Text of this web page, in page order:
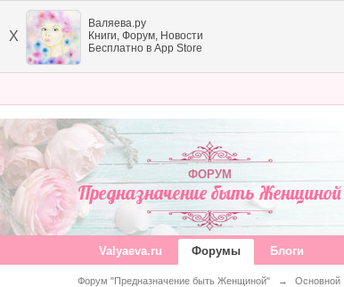
X
Валяева.ру
Книги, Форум, Новости
Бесплатно в App Store
ФОРУМ
Предназначение быть Женщиной
Valyaeva.ru Форумы Блоги
Форум "Предназначение быть Женщиной" → Основной